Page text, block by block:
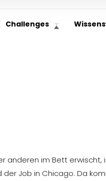
Challenges
anderen im Bett
Job in Chicago. Da